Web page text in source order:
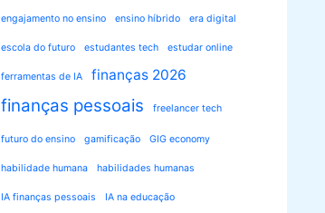
engajamento no ensino ensino híbrido era digital
escola do futuro estudantes tech estudar online
ferramentas de IA finanças 2026
finanças pessoais freelancer tech
futuro do ensino gamificação GIG economy
habilidade humana habilidades humanas
IA finanças pessoais IA na educação